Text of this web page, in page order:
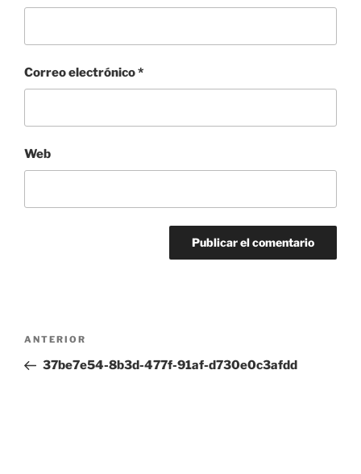
Correo electrónico*
Web
Navegación
entradas
Entrada
anterior:
ANTERIOR
37be7e54-8b3d-477f-91af-d730e0c3afdd